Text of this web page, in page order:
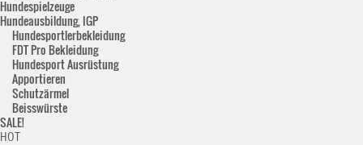
Hundespielzeuge
Hundeausbildung, IGP
Hundesportlerbekleidung
FDT Pro Bekleidung
Hundesport Ausrüstung
Apportieren
Schutzärmel
Beisswürste
SALE!
HOT